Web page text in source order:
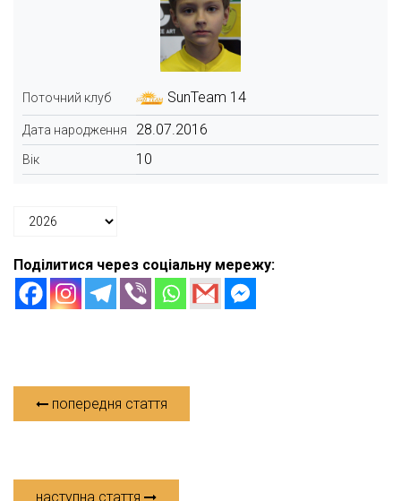
Поточний клуб SunTeam 14
Дата народження 28.07.2016
Вік 10
Поділитися через соціальну мережу:
попередня стаття
наступна стаття